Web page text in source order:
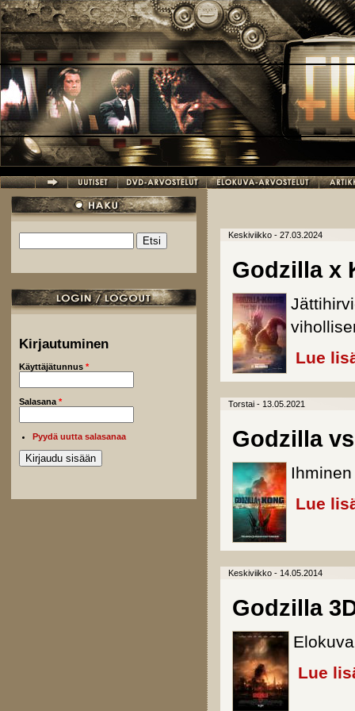
Hyppää pääsisältöön
Hakulomake
Kirjautuminen
Käyttäjätunnus *
Salasana *
Pyydä uutta salasanaa
Keskiviikko - 27.03.2024
Godzilla x
Lue
Torstai - 13.05.2021
Godzilla
Lue
Keskiviikko - 14.05.2014
Godzilla
Lue